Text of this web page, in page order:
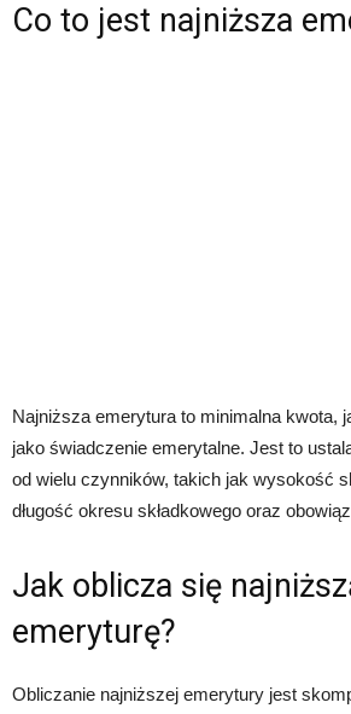
Co to jest najniższa
Najniższa emerytura to minimalna kwota,
jako świadczenie emerytalne. Jest to
od wielu czynników, takich jak wysokość
długość okresu składkowego oraz
Jak oblicza się
emeryturę?
Obliczanie najniższej emerytury jest